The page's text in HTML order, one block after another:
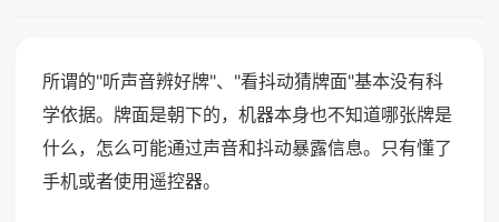
所谓的"听声音辨好牌"、"看抖动猜牌面"基本没有科
学依据。牌面是朝下的，机器本身也不知道哪张牌是
什么，怎么可能通过声音和抖动暴露信息。只有懂了
手机或者使用遥控器。